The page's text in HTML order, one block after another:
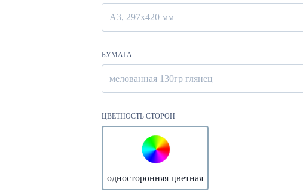
А3, 297х420 мм
БУМАГА
мелованная 130гр глянец
ЦВЕТНОСТЬ СТОРОН
односторонняя цветная